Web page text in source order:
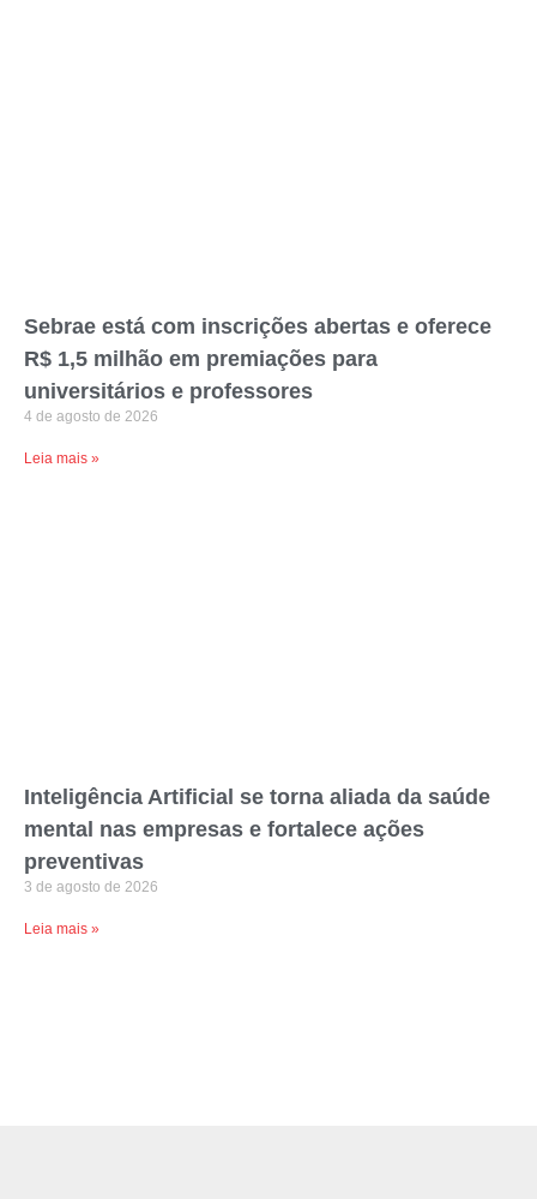
Sebrae está com inscrições abertas e oferece
R$ 1,5 milhão em premiações para
universitários e professores
4 de agosto de 2026
Leia mais »
Inteligência Artificial se torna aliada da saúde
mental nas empresas e fortalece ações
preventivas
3 de agosto de 2026
Leia mais »